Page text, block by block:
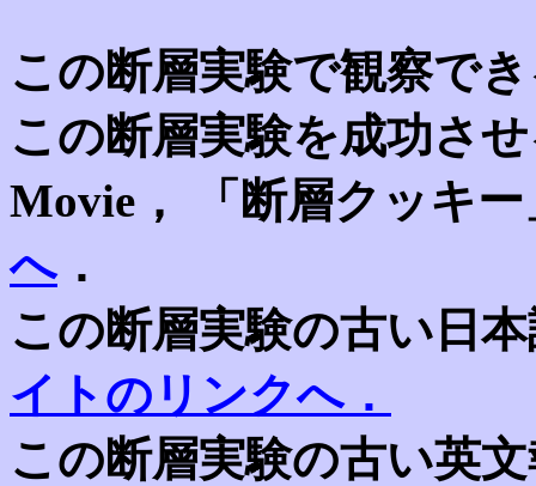
この断層実験で観察で
この断層実験を成功さ
Movie， 「断層クッキ
へ．
この断層実験の古い日
イトのリンクへ．
この断層実験の古い英